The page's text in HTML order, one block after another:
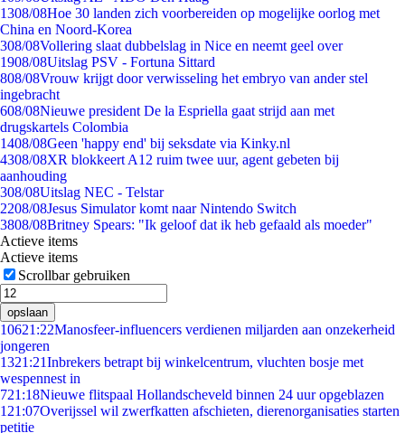
1308/08Hoe 30 landen zich voorbereiden op mogelijke oorlog met
China en Noord-Korea
308/08Vollering slaat dubbelslag in Nice en neemt geel over
1908/08Uitslag PSV - Fortuna Sittard
808/08Vrouw krijgt door verwisseling het embryo van ander stel
ingebracht
608/08Nieuwe president De la Espriella gaat strijd aan met
drugskartels Colombia
1408/08Geen 'happy end' bij seksdate via Kinky.nl
4308/08XR blokkeert A12 ruim twee uur, agent gebeten bij
aanhouding
308/08Uitslag NEC - Telstar
2208/08Jesus Simulator komt naar Nintendo Switch
3808/08Britney Spears: "Ik geloof dat ik heb gefaald als moeder"
Actieve items
Actieve items
Scrollbar gebruiken
opslaan
10621:22Manosfeer-influencers verdienen miljarden aan onzekerheid
jongeren
1321:21Inbrekers betrapt bij winkelcentrum, vluchten bosje met
wespennest in
721:18Nieuwe flitspaal Hollandscheveld binnen 24 uur opgeblazen
1 21:07Overijssel wil zwerfkatten afschieten, dierenorganisaties starten
petitie